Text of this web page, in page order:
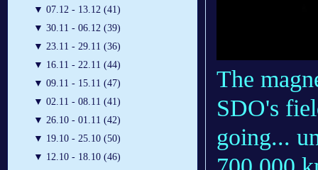
▼ 07.12 - 13.12 (41)
▼ 30.11 - 06.12 (39)
▼ 23.11 - 29.11 (36)
▼ 16.11 - 22.11 (44)
▼ 09.11 - 15.11 (47)
▼ 02.11 - 08.11 (41)
▼ 26.10 - 01.11 (42)
▼ 19.10 - 25.10 (50)
▼ 12.10 - 18.10 (46)
The
SDO's
going...